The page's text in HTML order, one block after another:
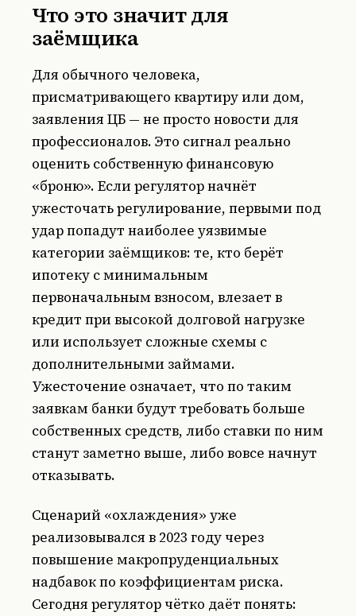
Что это значит для
заёмщика
Для обычного человека,
присматривающего квартиру или дом,
заявления ЦБ — не просто новости для
профессионалов. Это сигнал реально
оценить собственную финансовую
«броню». Если регулятор начнёт
ужесточать регулирование, первыми под
удар попадут наиболее уязвимые
категории заёмщиков: те, кто берёт
ипотеку с минимальным
первоначальным взносом, влезает в
кредит при высокой долговой нагрузке
или использует сложные схемы с
дополнительными займами.
Ужесточение означает, что по таким
заявкам банки будут требовать больше
собственных средств, либо ставки по ним
станут заметно выше, либо вовсе начнут
отказывать.
Сценарий «охлаждения» уже
реализовывался в 2023 году через
повышение макропруденциальных
надбавок по коэффициентам риска.
Сегодня регулятор чётко даёт понять: